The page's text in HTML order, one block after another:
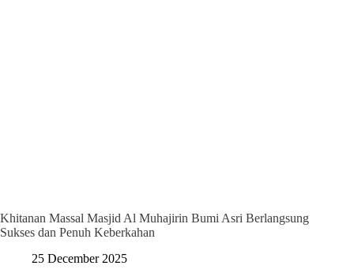
Khitanan Massal Masjid Al Muhajirin Bumi Asri Berlangsung
Sukses dan Penuh Keberkahan
25 December 2025